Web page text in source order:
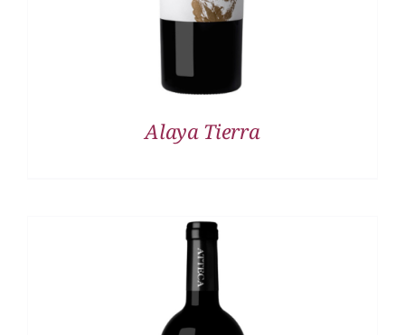
Alaya Tierra